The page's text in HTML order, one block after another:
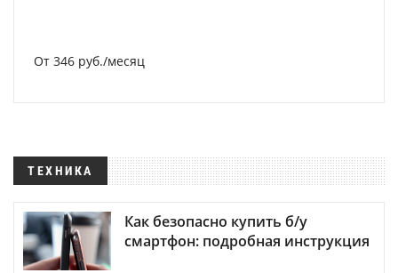
От 346 руб./месяц
ТЕХНИКА
Как безопасно купить б/у
смартфон: подробная инструкция